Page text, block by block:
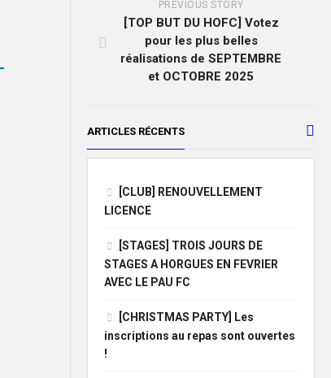
PREVIOUS STORY
[TOP BUT DU HOFC] Votez
pour les plus belles
réalisations de SEPTEMBRE
et OCTOBRE 2025
ARTICLES RÉCENTS
[CLUB] RENOUVELLEMENT
LICENCE
[STAGES] TROIS JOURS DE
STAGES A HORGUES EN FEVRIER
AVEC LE PAU FC
[CHRISTMAS PARTY] Les
inscriptions au repas sont ouvertes
!